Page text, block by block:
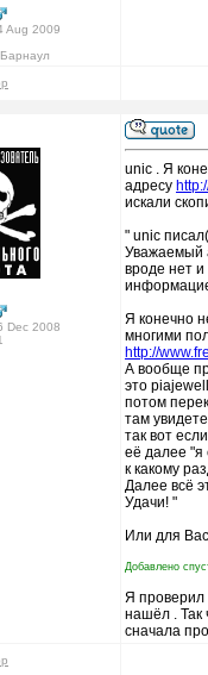
Aug 2009
Dec 2008
unic . Я
адресу
искали
" unic
Уважаемый
вроде нет
Я конечно
многими
http://
А вообще
это
потом
там
так вот
её далее "я
к какому
Далее всё
Удачи! "
Или для
Добавлено
Я проверил
нашёл . Так
сначала